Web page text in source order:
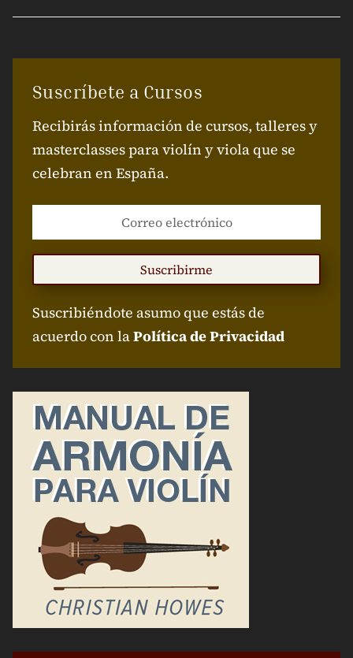
Suscríbete a Cursos
Recibirás información de cursos, talleres y
masterclasses para violín y viola que se
celebran en España.
Suscribirme
Suscribiéndote asumo que estás de
acuerdo con laPolítica de Privacidad